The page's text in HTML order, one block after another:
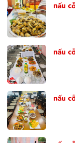
nấu
nấu
nấu